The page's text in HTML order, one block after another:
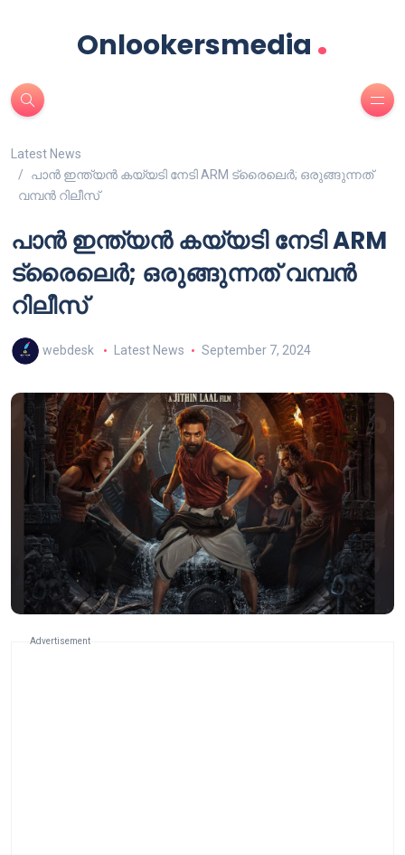
Onlookersmedia .
Latest News
പാൻ ഇന്ത്യൻ കയ്യടി നേടി ARM ട്രൈലെർ; ഒരുങ്ങുന്നത്
വമ്പൻ റിലീസ്
പാൻ ഇന്ത്യൻ കയ്യടി നേടി ARM
ട്രൈലെർ; ഒരുങ്ങുന്നത് വമ്പൻ
റിലീസ്
webdesk Latest News September 7, 2024
Advertisement